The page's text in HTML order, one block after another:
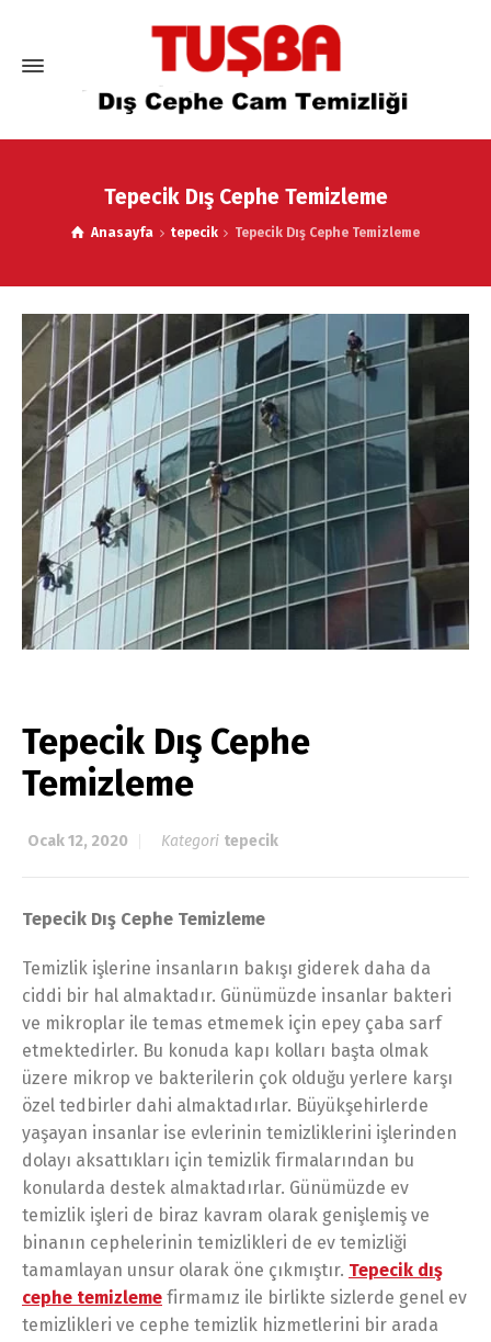
Tepecik Dış Cephe Temizleme
Anasayfa tepecik Tepecik Dış Cephe Temizleme
Tepecik Dış Cephe
Temizleme
Ocak 12, 2020 Kategori tepecik
Tepecik Dış Cephe Temizleme
Temizlik işlerine insanların bakışı giderek daha da
ciddi bir hal almaktadır. Günümüzde insanlar bakteri
ve mikroplar ile temas etmemek için epey çaba sarf
etmektedirler. Bu konuda kapı kolları başta olmak
üzere mikrop ve bakterilerin çok olduğu yerlere karşı
özel tedbirler dahi almaktadırlar. Büyükşehirlerde
yaşayan insanlar ise evlerinin temizliklerini işlerinden
dolayı aksattıkları için temizlik firmalarından bu
konularda destek almaktadırlar. Günümüzde ev
temizlik işleri de biraz kavram olarak genişlemiş ve
binanın cephelerinin temizlikleri de ev temizliği
tamamlayan unsur olarak öne çıkmıştır. Tepecik dış
cephe temizleme firmamız ile birlikte sizlerde genel ev
temizlikleri ve cephe temizlik hizmetlerini bir arada